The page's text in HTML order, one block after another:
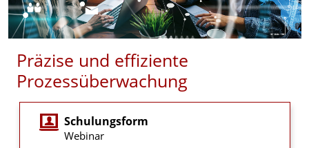
Präzise und effiziente
Prozessüberwachung
Schulungsform
Webinar